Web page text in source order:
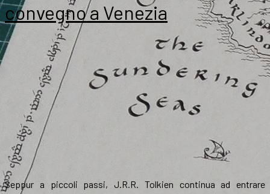
convegno a Venezia
Seppur a piccoli passi, J.R.R. Tolkien continua ad entrare